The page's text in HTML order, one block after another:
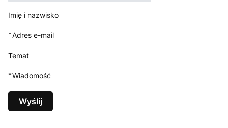
Imię i nazwisko
*Adres e-mail
Temat
*Wiadomość
Wyślij